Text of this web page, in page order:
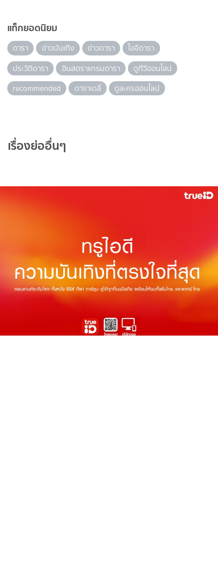
แท็กยอดนิยม
ดารา ข่าวบันเทิง ข่าวดารา
ไอจีดารา
ประวัติดารา
อินสตราแกรมดารา
ดูทีวีออนไลน์
recommended
ดาราเดลี่ ดูละครออนไลน์
เรื่องย่ออื่นๆ